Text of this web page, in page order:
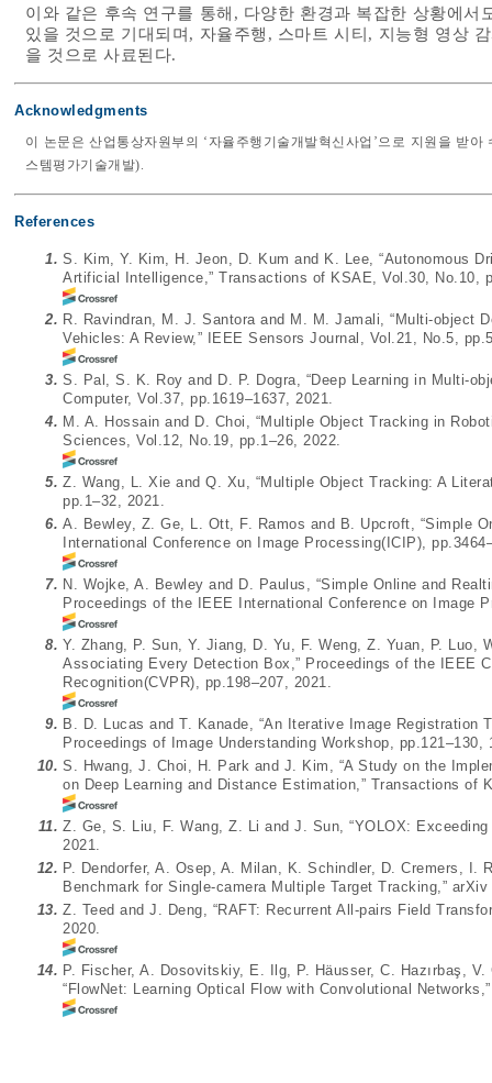
이와 같은 후속 연구를 통해, 다양한 환경과 복잡한 상황에
있을 것으로 기대되며, 자율주행, 스마트 시티, 지능형 영상
을 것으로 사료된다.
Acknowledgments
이 논문은 산업통상자원부의 ‘자율주행기술개발혁신사업’으로 지원을 받
스템평가기술개발).
References
1. S. Kim, Y. Kim, H. Jeon, D. Kum and K. Lee, “Autonomous
Artificial Intelligence,” Transactions of KSAE, Vol.30, No.10,
2. R. Ravindran, M. J. Santora and M. M. Jamali, “Multi-object
Vehicles: A Review,” IEEE Sensors Journal, Vol.21, No.5,
3. S. Pal, S. K. Roy and D. P. Dogra, “Deep Learning in Multi-
Computer, Vol.37, pp.1619–1637, 2021.
4. M. A. Hossain and D. Choi, “Multiple Object Tracking in
Sciences, Vol.12, No.19, pp.1–26, 2022.
5. Z. Wang, L. Xie and Q. Xu, “Multiple Object Tracking: A
pp.1–32, 2021.
6. A. Bewley, Z. Ge, L. Ott, F. Ramos and B. Upcroft, “Simple
International Conference on Image Processing(ICIP),
7. N. Wojke, A. Bewley and D. Paulus, “Simple Online and
Proceedings of the IEEE International Conference on Image
8. Y. Zhang, P. Sun, Y. Jiang, D. Yu, F. Weng, Z. Yuan, P. Luo,
Associating Every Detection Box,” Proceedings of the IEEE
Recognition(CVPR), pp.198–207, 2021.
9. B. D. Lucas and T. Kanade, “An Iterative Image Registration
Proceedings of Image Understanding Workshop, pp.121–130,
10. S. Hwang, J. Choi, H. Park and J. Kim, “A Study on the
on Deep Learning and Distance Estimation,” Transactions of
11. Z. Ge, S. Liu, F. Wang, Z. Li and J. Sun, “YOLOX:
2021.
12. P. Dendorfer, A. Osep, A. Milan, K. Schindler, D. Cremers, I.
Benchmark for Single-camera Multiple Target Tracking,”
13. Z. Teed and J. Deng, “RAFT: Recurrent All-pairs Field
2020.
14. P. Fischer, A. Dosovitskiy, E. Ilg, P. Häusser, C. Hazırbaş,
“FlowNet: Learning Optical Flow with Convolutional